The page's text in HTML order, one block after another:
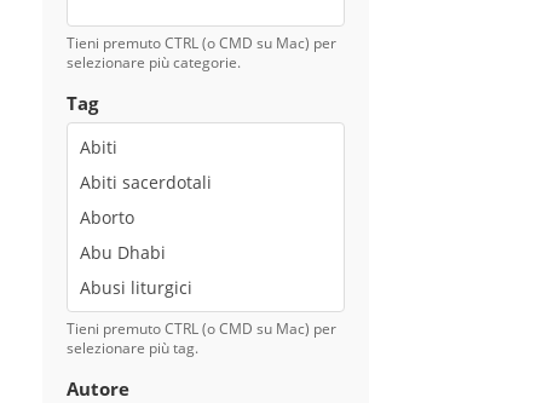
Tieni premuto CTRL (o CMD su Mac) per
selezionare più categorie.
Tag
Tieni premuto CTRL (o CMD su Mac) per
selezionare più tag.
Autore